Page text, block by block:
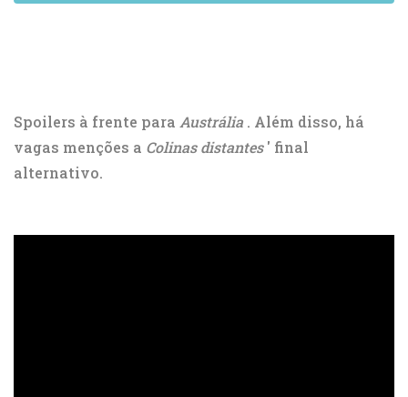
Spoilers à frente para Austrália . Além disso, há
vagas menções a Colinas distantes' final
alternativo.